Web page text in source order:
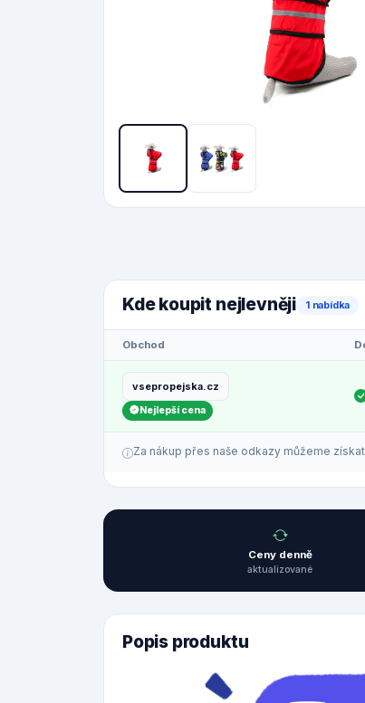
Kde koupit nejlevněji 1 nabídka
Obchod
vsepropejska.cz
Nejlepší cena
Za nákup přes naše odkazy můžeme
Ceny denně
aktualizované
Popis produktu